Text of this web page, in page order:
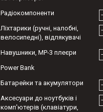
Радіокомпоненти
Ліхтарики (ручні, налобні,
велосипедні), відлякувачі
Навушники, МР-3 плеєри
Power Bank
Батарейки та акумулятори
Аксесуари до ноутбуків і
комп'ютерів (клавіатури,